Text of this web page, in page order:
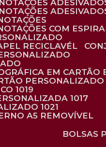
COM
RECICLAVÉL
EM CARTÃO
PERSONALIZADO
1019
1017
1021
A5 REMOVÍVEL
BOLSAS